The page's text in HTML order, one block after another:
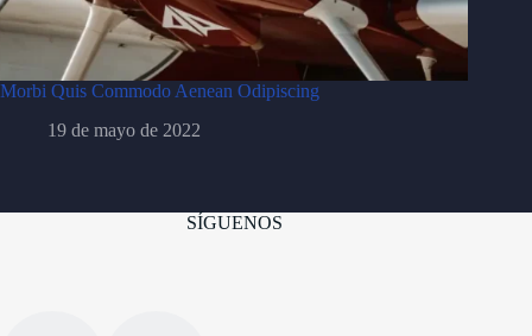
Morbi Quis Commodo Aenean Odipiscing
19 de mayo de 2022
SÍGUENOS